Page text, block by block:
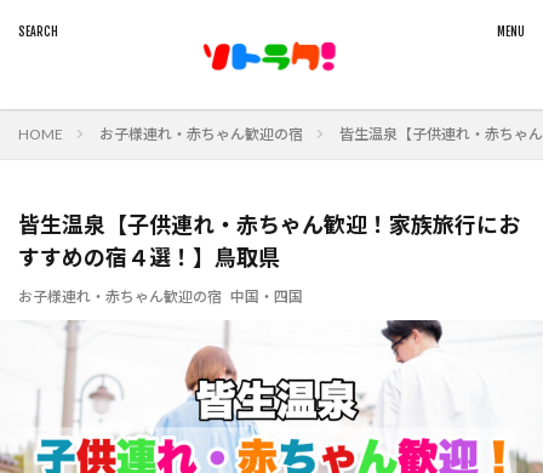
HOME お子様連れ・赤ちゃん歓迎の宿 皆生温泉【子供連れ・赤ちゃ
皆生温泉【子供連れ・赤ちゃん歓迎！家族旅行にお
すすめの宿４選！】鳥取県
お子様連れ・赤ちゃん歓迎の宿 中国・四国